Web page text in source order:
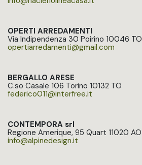
OPERTI ARREDAMENTI
Via Indipendenza 30 Poirino 10046 TO
opertiarredamenti@gmail.com
BERGALLO ARESE
C.so Casale 106 Torino 10132 TO
federico011@interfree.it
CONTEMPORA srl
Regione Amerique, 95 Quart 11020 AO
info@alpinedesign.it